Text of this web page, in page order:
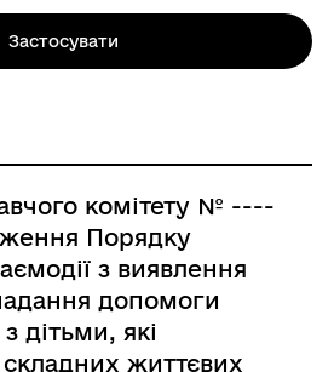
комітету № ----
Порядку
з виявлення
допомоги
дітьми, які
життєвих
Застосувати